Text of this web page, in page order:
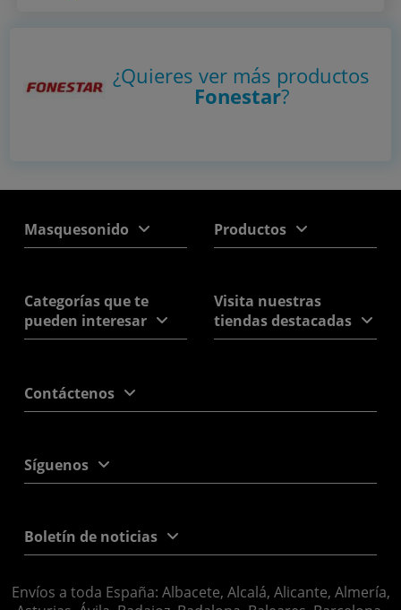
¿Quieres ver más productos
Fonestar?
Masquesonido Productos
Categorías que te
pueden interesar
Visita nuestras
tiendas destacadas
Contáctenos
Síguenos
Boletín de noticias
Envíos a toda España: Albacete, Alcalá, Alicante, Almería,